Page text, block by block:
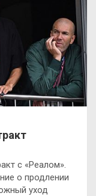
с «Реалом».
о продлении
уход